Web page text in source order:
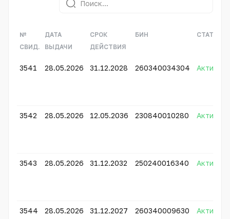
№
СВИД.
ДАТА
ВЫДАЧИ
СРОК
ДЕЙСТВИЯ
БИН СТАТУС
3541 28.05.2026 31.12.2028 260340034304 Активно
3542 28.05.2026 12.05.2036 230840010280 Активно
3543 28.05.2026 31.12.2032 250240016340 Активно
3544 28.05.2026 31.12.2027 260340009630 Активно